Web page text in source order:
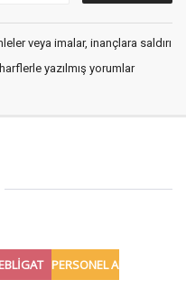
veya imalar, inançlara saldırı
yazılmış yorumlar